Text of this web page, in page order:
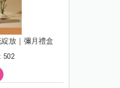
綻放｜彌月禮盒
502